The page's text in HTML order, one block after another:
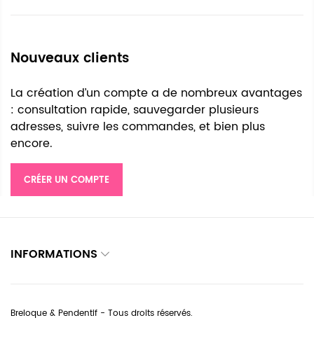
Nouveaux clients
La création d’un compte a de nombreux avantages
: consultation rapide, sauvegarder plusieurs
adresses, suivre les commandes, et bien plus
encore.
CRÉER UN COMPTE
INFORMATIONS
Breloque & Pendentif - Tous droits réservés.